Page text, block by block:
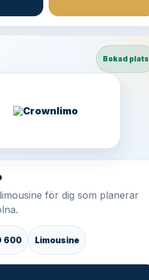
Bokad plats
för dig som planerar
600 Limousine